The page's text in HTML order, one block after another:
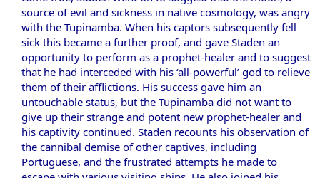
source of evil and sickness in native cosmology, was angry
with the Tupinamba. When his captors subsequently fell
sick this became a further proof, and gave Staden an
opportunity to perform as a prophet-healer and to suggest
that he had interceded with his ‘all-powerful’ god to relieve
them of their afflictions. His success gave him an
untouchable status, but the Tupinamba did not want to
give up their strange and potent new prophet-healer and
his captivity continued. Staden recounts his observation of
the cannibal demise of other captives, including
Portuguese, and the frustrated attempts he made to